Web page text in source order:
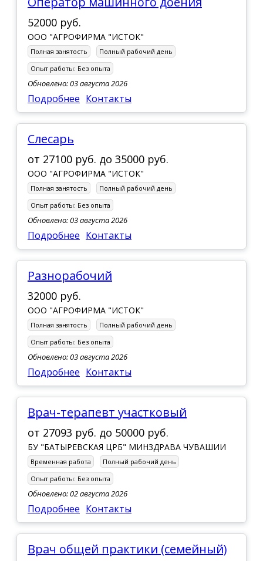
52000 руб.
ООО "АГРОФИРМА "ИСТОК"
Полная занятость
Полный рабочий день
Опыт работы: Без опыта
Обновлено: 03 августа 2026
Подробнее Контакты
слесарь
от 27100 руб. до 35000 руб.
ООО "АГРОФИРМА "ИСТОК"
Полная занятость
Полный рабочий день
Опыт работы: Без опыта
Обновлено: 03 августа 2026
Подробнее Контакты
разнорабочий
32000 руб.
ООО "АГРОФИРМА "ИСТОК"
Полная занятость
Полный рабочий день
Опыт работы: Без опыта
Обновлено: 03 августа 2026
Подробнее Контакты
Врач-терапевт участковый
от 27093 руб. до 50000 руб.
БУ "БАТЫРЕВСКАЯ ЦРБ" МИНЗДРАВА ЧУВАШИИ
Временная работа
Полный рабочий день
Опыт работы: Без опыта
Обновлено: 02 августа 2026
Подробнее Контакты
Врач общей практики (семейный)